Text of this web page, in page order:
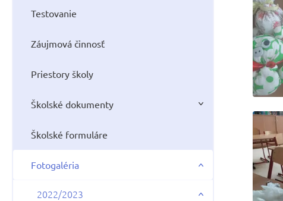
Testovanie
Záujmová činnosť
Priestory školy
Školské dokumenty
Školské formuláre
Fotogaléria
2022/2023